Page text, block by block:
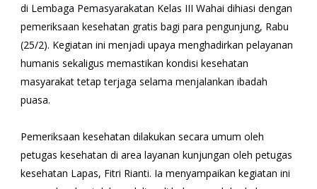
di Lembaga Pemasyarakatan Kelas III Wahai dihiasi dengan
pemeriksaan kesehatan gratis bagi para pengunjung, Rabu
(25/2). Kegiatan ini menjadi upaya menghadirkan pelayanan
humanis sekaligus memastikan kondisi kesehatan
masyarakat tetap terjaga selama menjalankan ibadah
puasa.
Pemeriksaan kesehatan dilakukan secara umum oleh
petugas kesehatan di area layanan kunjungan oleh petugas
kesehatan Lapas, Fitri Rianti. Ia menyampaikan kegiatan ini